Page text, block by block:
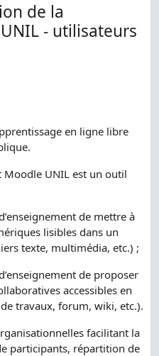
de la
- utilisateurs
en ligne libre
Moodle UNIL est un outil
de mettre à
lisibles dans un
texte, multimédia, etc.) ;
de proposer
accessibles en
travaux, forum, wiki, etc.).
facilitant la
participants, répartition de